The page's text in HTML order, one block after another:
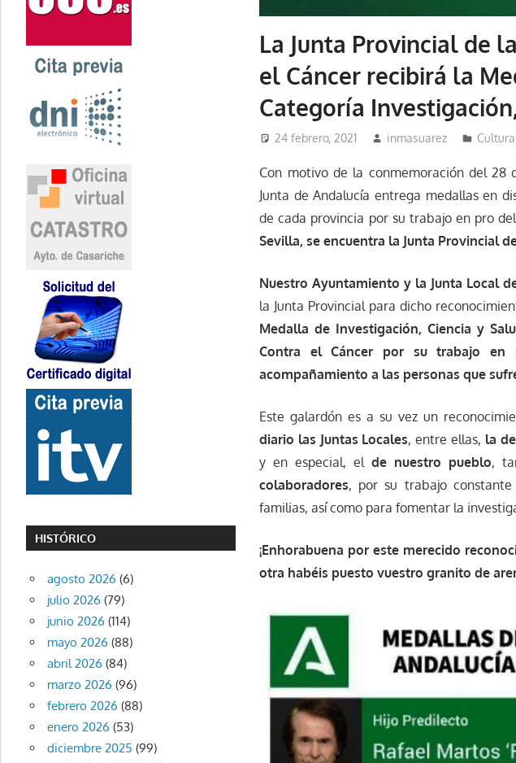
La Junta Provincial de
el Cáncer recibirá la
Categoría
24 febrero, 2021 inmasuarez
Con motivo de la conmemoración del 28
Junta de Andalucía entrega medallas en
de cada provincia por su trabajo en pro
Sevilla, se encuentra la Junta Provincial
Nuestro Ayuntamiento y la Junta Local
la Junta Provincial para dicho
Medalla de Investigación, Ciencia y
Contra el Cáncer por su trabajo
acompañamiento a las personas que
Este galardón es a su vez un
diario las Juntas Locales, entre ellas, la
y en especial, el de nuestro pueblo,
colaboradores, por su trabajo
familias, así como para fomentar la
¡Enhorabuena por este merecido
otra habéis puesto vuestro granito de
HISTÓRICO
agosto 2026 (6)
julio 2026 (79)
junio 2026 (114)
mayo 2026 (88)
abril 2026 (84)
marzo 2026 (96)
febrero 2026 (88)
enero 2026 (53)
diciembre 2025 (99)